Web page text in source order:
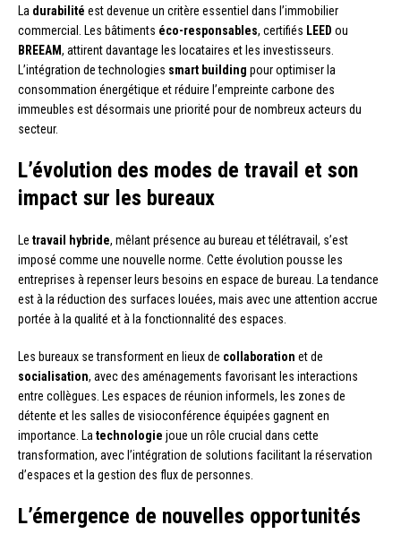
La durabilité est devenue un critère essentiel dans l’immobilier
commercial. Les bâtiments éco-responsables, certifiés LEED ou
BREEAM, attirent davantage les locataires et les investisseurs.
L’intégration de technologies smart building pour optimiser la
consommation énergétique et réduire l’empreinte carbone des
immeubles est désormais une priorité pour de nombreux acteurs du
secteur.
L’évolution des modes de travail et son
impact sur les bureaux
Le travail hybride, mêlant présence au bureau et télétravail, s’est
imposé comme une nouvelle norme. Cette évolution pousse les
entreprises à repenser leurs besoins en espace de bureau. La tendance
est à la réduction des surfaces louées, mais avec une attention accrue
portée à la qualité et à la fonctionnalité des espaces.
Les bureaux se transforment en lieux de collaboration et de
socialisation, avec des aménagements favorisant les interactions
entre collègues. Les espaces de réunion informels, les zones de
détente et les salles de visioconférence équipées gagnent en
importance. La technologie joue un rôle crucial dans cette
transformation, avec l’intégration de solutions facilitant la réservation
d’espaces et la gestion des flux de personnes.
L’émergence de nouvelles opportunités